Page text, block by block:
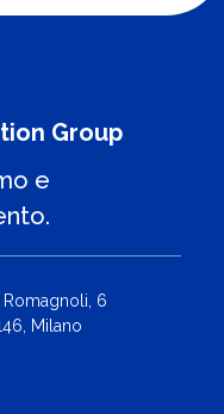
Group
e
Romagnoli, 6
Milano